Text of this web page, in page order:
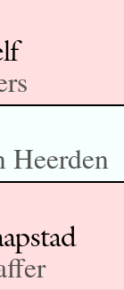
Heerden